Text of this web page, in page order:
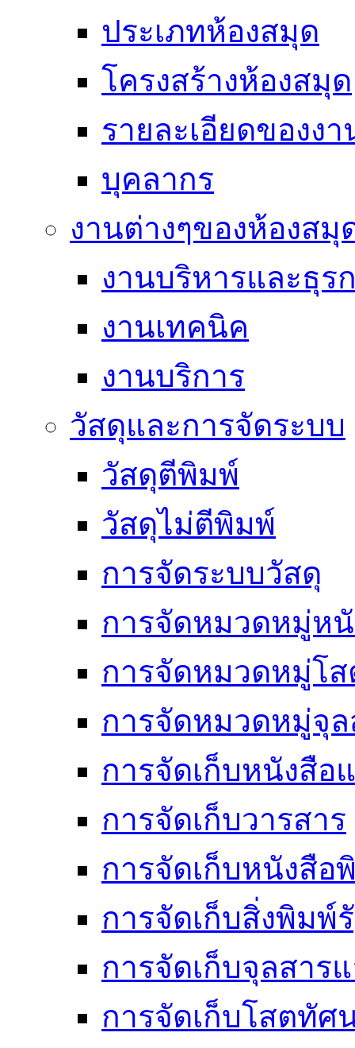
ประเภทห้องสมุด
โครงสร้างห้องสมุด
รายละเอียดของง
บุคลากร
งานต่างๆของห้องสมุ
งานบริหารและธุร
งานเทคนิค
งานบริการ
วัสดุและการจัดระบบ
วัสดุตีพิมพ์
วัสดุไม่ตีพิมพ์
การจัดระบบวัสดุ
การจัดหมวดหมู่ห
การจัดหมวดหมู่โ
การจัดหมวดหมู่จุ
การจัดเก็บหนังสือ
การจัดเก็บวารสาร
การจัดเก็บหนังสือ
การจัดเก็บสิ่งพิมพ์
การจัดเก็บจุลสาร
การจัดเก็บโสตทัศ